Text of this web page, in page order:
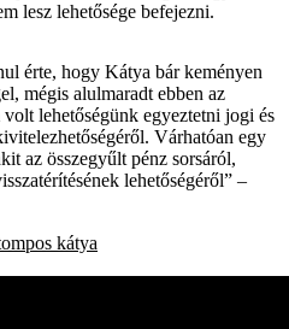
lesz lehetősége befejezni.
érte, hogy Kátya bár keményen
mégis alulmaradt ebben az
lehetőségünk egyeztetni jogi és
Várhatóan egy
az összegyűlt pénz sorsáról,
lehetőségéről” –
kátya